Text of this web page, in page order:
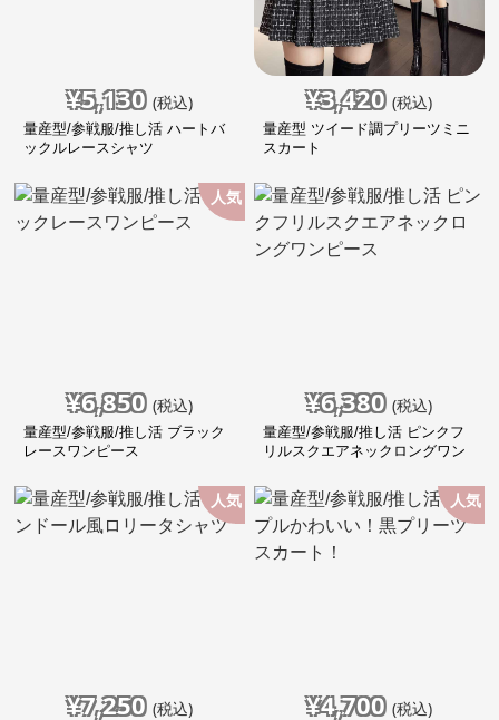
¥5,130 (税込)
量産型/参戦服/推し活 ハートバ
ックルレースシャツ
¥3,420 (税込)
量産型 ツイード調プリーツミニ
スカート
人気
¥6,850 (税込)
量産型/参戦服/推し活 ブラック
レースワンピース
¥6,380 (税込)
量産型/参戦服/推し活 ピンクフ
リルスクエアネックロングワン
人気
¥7,250 (税込)
人気
¥4,700 (税込)